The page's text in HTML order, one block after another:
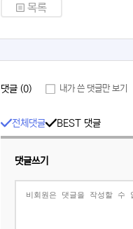
목록
댓글 (0) 내가 쓴 댓글만 보기
전체댓글 BEST 댓글
댓글쓰기